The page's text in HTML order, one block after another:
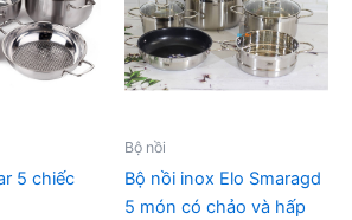
5 chiếc
Bộ nồi
Bộ nồi inox Elo Smaragd
5 món có chảo và hấp